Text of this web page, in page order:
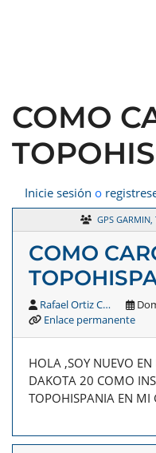
COMO
Inicie sesión o
GPS GARMIN,
COMO
Rafael Ortiz C…
Enlace permanente
HOLA ,SOY NUEVO
DAKOTA 20 COMO
TOPOHISPANIA EN MI